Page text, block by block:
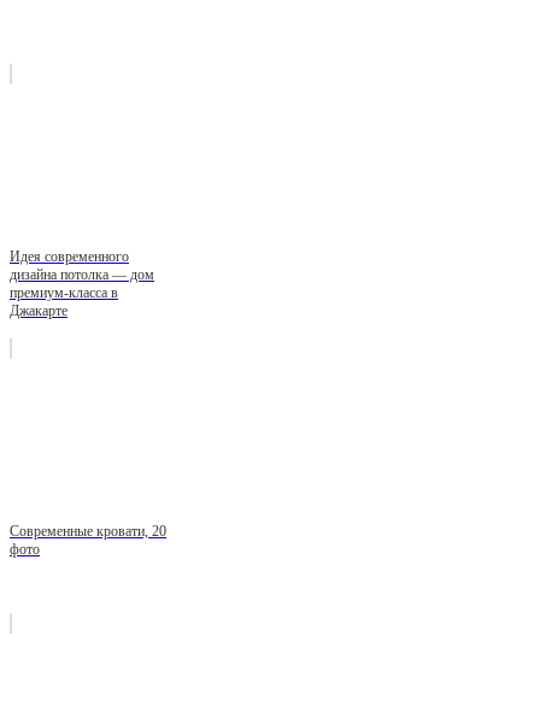
Идея современного
дизайна потолка — дом
премиум-класса в
Джакарте
Современные кровати, 20
фото